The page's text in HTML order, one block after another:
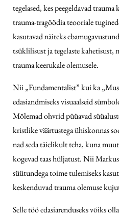
tegelased, kes peegeldavad
trauma-tragöödia teooriale
kasutavad näiteks
tsüklilisust ja tegelaste kahetisust,
trauma keerukale olemusele.
Nii „Fundamentalist” kui ka
edasiandmiseks visuaalseid
Mõlemad ohvrid püüavad
kristlike väärtustega ühiskonnas
nad seda täielikult teha, kuna
kogevad taas hüljatust. Nii
süütundega toime tulemiseks
keskenduvad trauma olemuse
Selle töö edasiarenduseks võiks